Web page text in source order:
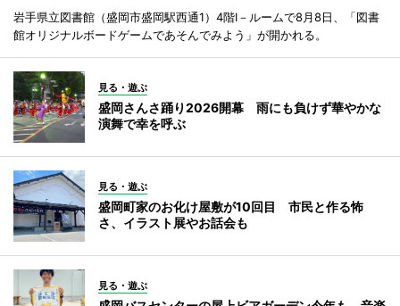
岩手県立図書館（盛岡市盛岡駅西通1）4階I－ルームで8月8日、「図書
館オリジナルボードゲームであそんでみよう」が開かれる。
見る・遊ぶ
盛岡さんさ踊り2026開幕 雨にも負けず華やかな
演舞で幸を呼ぶ
見る・遊ぶ
盛岡町家のお化け屋敷が10回目 市民と作る怖
さ、イラスト展やお話会も
見る・遊ぶ